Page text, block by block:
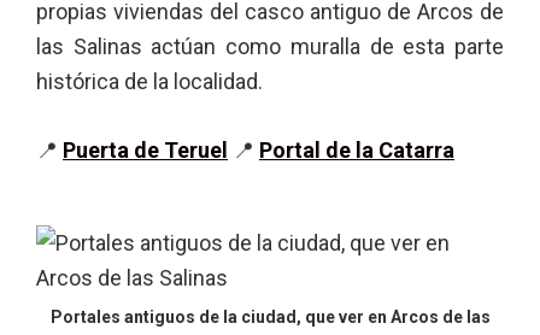
propias viviendas del casco antiguo de Arcos de
las Salinas actúan como muralla de esta parte
histórica de la localidad.
📍 Puerta de Teruel 📍 Portal de la Catarra
Portales antiguos de la ciudad, que ver en Arcos de las